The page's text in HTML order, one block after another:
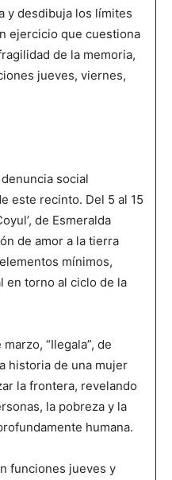
y desdibuja los límites
ejercicio que cuestiona
de la memoria,
jueves, viernes,
social
este recinto. Del 5 al 15
de Esmeralda
de amor a la tierra
mínimos,
en torno al ciclo de la
“Ilegala”, de
historia de una mujer
la frontera, revelando
la pobreza y la
humana.
funciones jueves y